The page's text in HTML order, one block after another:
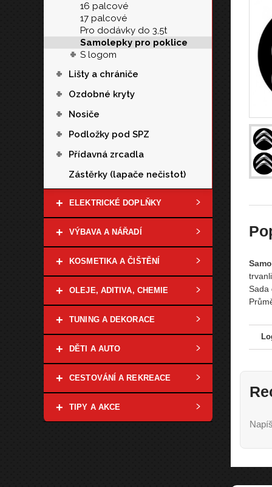
16 palcové
17 palcové
Pro dodávky do 3,5t
Samolepky pro poklice
+ S logom
+ Lišty a chrániče
+ Ozdobné kryty
+ Nosiče
+ Podložky pod SPZ
+
Přídavná zrcadla
Zástěrky (lapače nečistot)
+ ELEKTRICKÉ DOPLŇKY
+ VÝBAVA A NÁŘADÍ
+ KOSMETIKA A ČIŠTĚNÍ
+ OLEJE, ADITIVA, CHEMIE
+ TUNING A DEKORACE
+ DĚTI A AUTO
+ CESTOVÁNÍ A REKREACE
+ TIPY A AKCE
Sada